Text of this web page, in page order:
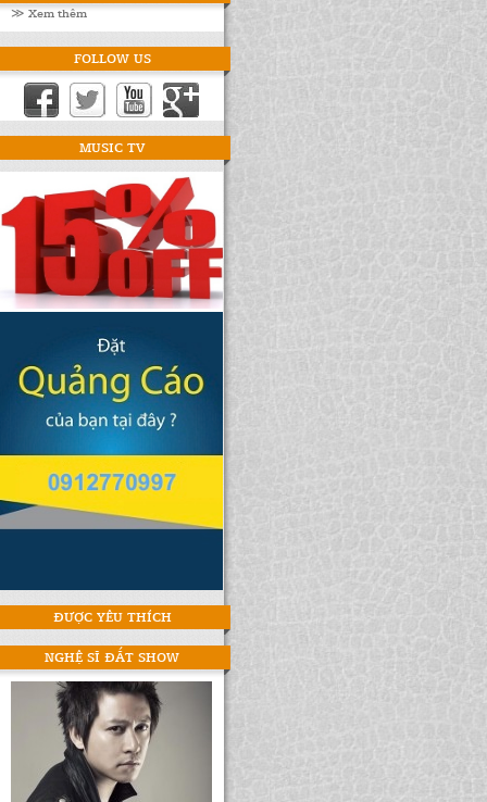
≫ Xem thêm
FOLLOW US
MUSIC TV
ĐƯỢC YÊU THÍCH
NGHỆ SĨ ĐẮT SHOW